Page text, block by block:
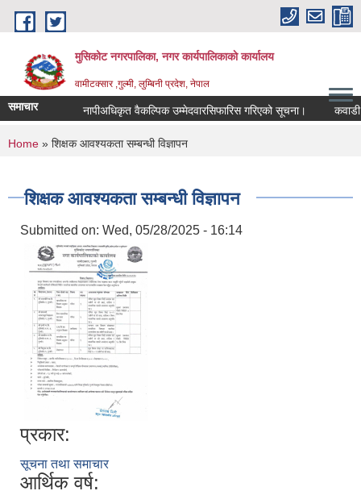
Skip to main content
मुसिकोट नगरपालिका, नगर कार्यपालिकाकाे कार्यालय
वामीटक्सार ,गुल्मी, लुम्बिनी प्रदेश, नेपाल
समाचार नापीअधिकृत वैकल्पिक उम्मेदवारसिफारिस गरिएको सूचना। कवाडी
You are here
Home » शिक्षक आवश्यकता सम्बन्धी विज्ञापन
शिक्षक आवश्यकता सम्बन्धी विज्ञापन
Submitted on: Wed, 05/28/2025 - 16:14
प्रकार:
सूचना तथा समाचार
आर्थिक वर्ष: